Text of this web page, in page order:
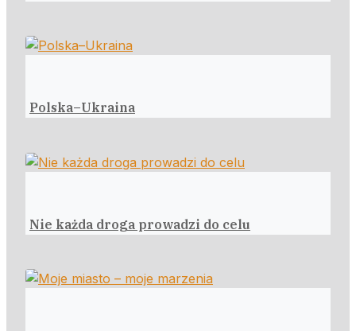
Polska–Ukraina
Nie każda droga prowadzi do celu